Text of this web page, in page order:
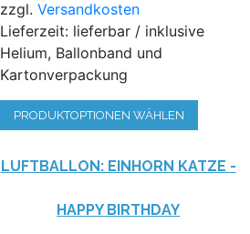
zzgl.Versandkosten
Lieferzeit: lieferbar / inklusive
Helium, Ballonband und
Kartonverpackung
PRODUKTOPTIONEN WÄHLEN
LUFTBALLON: EINHORN KATZE -
HAPPY BIRTHDAY